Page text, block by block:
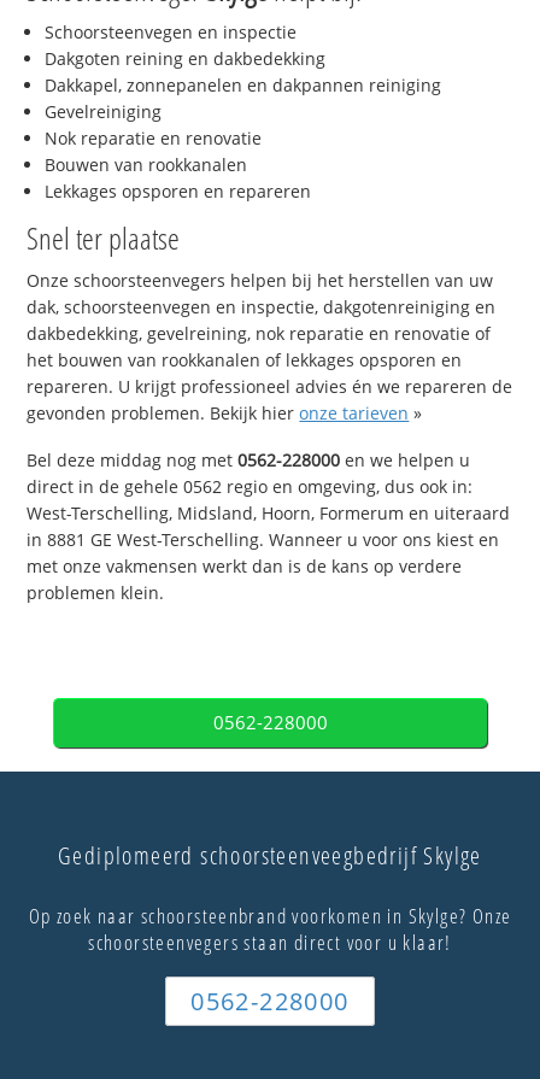
Schoorsteenvegen en inspectie
Dakgoten reining en dakbedekking
Dakkapel, zonnepanelen en dakpannen reiniging
Gevelreiniging
Nok reparatie en renovatie
Bouwen van rookkanalen
Lekkages opsporen en repareren
Snel ter plaatse
Onze schoorsteenvegers helpen bij het herstellen van uw
dak, schoorsteenvegen en inspectie, dakgotenreiniging en
dakbedekking, gevelreining, nok reparatie en renovatie of
het bouwen van rookkanalen of lekkages opsporen en
repareren. U krijgt professioneel advies én we repareren de
gevonden problemen. Bekijk hieronze tarieven »
Bel deze middag nog met0562-228000 en we helpen u
direct in de gehele 0562 regio en omgeving, dus ook in:
West-Terschelling, Midsland, Hoorn, Formerum en uiteraard
in 8881 GE West-Terschelling. Wanneer u voor ons kiest en
met onze vakmensen werkt dan is de kans op verdere
problemen klein.
0562-228000
Gediplomeerd schoorsteenveegbedrijf Skylge
Op zoek naar schoorsteenbrand voorkomen in Skylge? Onze
schoorsteenvegers staan direct voor u klaar!
0562-228000